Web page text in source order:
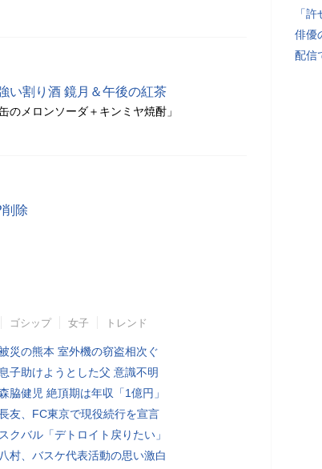
い割り酒 鏡月＆午後の紅茶
のメロンソーダ＋キンミヤ焼酎」
除
ゴシップ 女子 トレンド
災の熊本 室外機の窃盗相次ぐ
息子助けようとした父 意識不明
脇健児 絶頂期は年収「1億円」
友、FC東京で現役続行を宣言
スクバル「デトロイト戻りたい」
八村、バスケ代表活動の思い激白
「
俳優
配信